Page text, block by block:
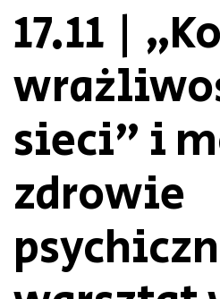
17.11 |
sieci” i
zdrowie